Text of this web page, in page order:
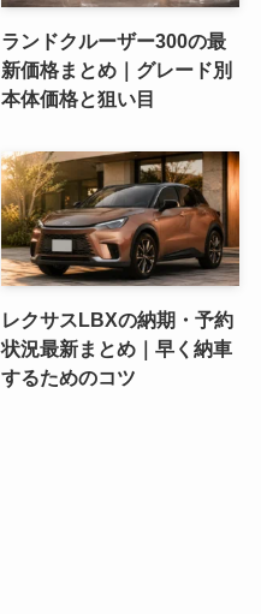
ランドクルーザー300の最
新価格まとめ｜グレード別
本体価格と狙い目
レクサスLBXの納期・予約
状況最新まとめ｜早く納車
するためのコツ